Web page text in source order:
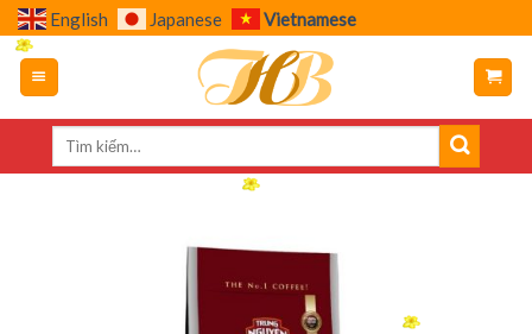
Skip
to
content
English Japanese Vietnamese